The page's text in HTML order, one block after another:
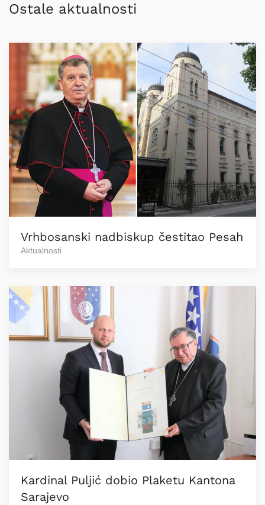
Ostale aktualnosti
Vrhbosanski nadbiskup čestitao Pesah
Aktualnosti
Kardinal Puljić dobio Plaketu Kantona
Sarajevo